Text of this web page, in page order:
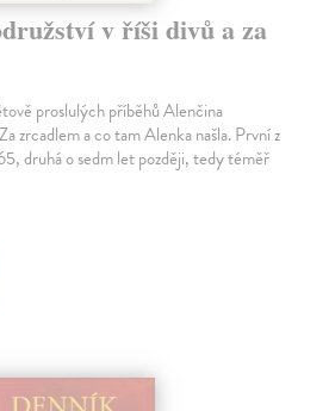
v říši divů a za
proslulých příběhů Alenčina
zrcadlem a co tam Alenka našla. První z
druhá o sedm let později, tedy téměř